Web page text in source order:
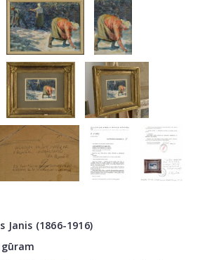
Janis (1866-1916)